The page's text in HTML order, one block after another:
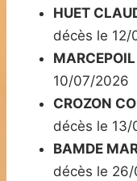
HUET
décès le 12/
10/07/2026
CROZON
décès le
BAMDE
décès le